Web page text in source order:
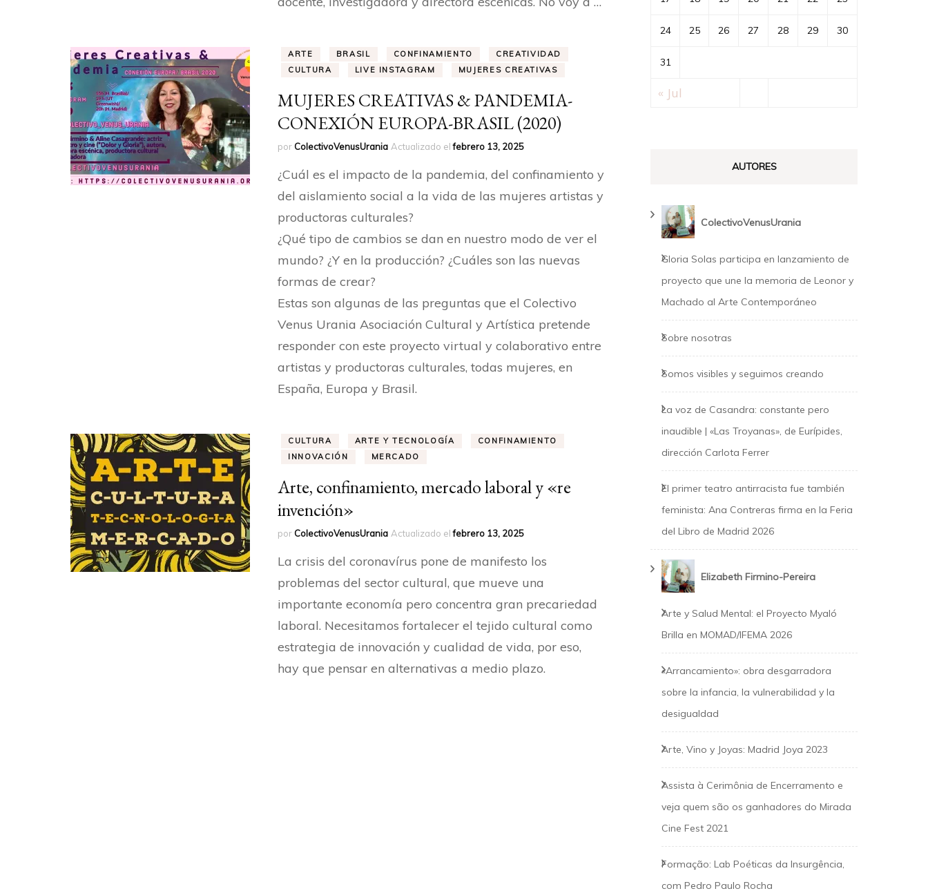
ARTE BRASIL CONFINAMIENTO
CREATIVIDAD
CULTURA
LIVE INSTAGRAM MUJERES CREATIVAS
MUJERES CREATIVAS & PANDEMIA-
CONEXIÓN EUROPA-BRASIL (2020)
porColectivoVenusUrania Actualizado elfebrero 13, 2025
¿Cuál es el impacto de la pandemia, del confinamiento y
del aislamiento social a la vida de las mujeres artistas y
productoras culturales?
¿Qué tipo de cambios se dan en nuestro modo de ver el
mundo? ¿Y en la producción? ¿Cuáles son las nuevas
formas de crear?
Estas son algunas de las preguntas que el Colectivo
Venus Urania Asociación Cultural y Artística pretende
responder con este proyecto virtual y colaborativo entre
artistas y productoras culturales, todas mujeres, en
España, Europa y Brasil.
CULTURA ARTE Y TECNOLOGÍA
CONFINAMIENTO
INNOVACIÓN
MERCADO
Arte, confinamiento, mercado laboral y «re
invención»
porColectivoVenusUrania Actualizado elfebrero 13, 2025
La crisis del coronavírus pone de manifesto los
problemas del sector cultural, que mueve una
importante economía pero concentra gran precariedad
laboral. Necesitamos fortalecer el tejido cultural como
estrategia de innovación y cualidad de vida, por eso,
hay que pensar en alternativas a medio plazo.
24 25 26 27 28 29 30
31
« Jul
AUTORES
ColectivoVenusUrania
Gloria Solas participa en lanzamiento de
proyecto que une la memoria de Leonor y
Machado al Arte Contemporáneo
Sobre nosotras
Somos visibles y seguimos creando
La voz de Casandra: constante pero
inaudible | «Las Troyanas», de Eurípides,
dirección Carlota Ferrer
El primer teatro antirracista fue también
feminista: Ana Contreras firma en la Feria
del Libro de Madrid 2026
Elizabeth Firmino-Pereira
Arte y Salud Mental: el Proyecto Myaló
Brilla en MOMAD/IFEMA 2026
«Arrancamiento»: obra desgarradora
sobre la infancia, la vulnerabilidad y la
desigualdad
Arte, Vino y Joyas: Madrid Joya 2023
Assista à Cerimônia de Encerramento e
veja quem são os ganhadores do Mirada
Cine Fest 2021
Formação: Lab Poéticas da Insurgência,
com Pedro Paulo Rocha